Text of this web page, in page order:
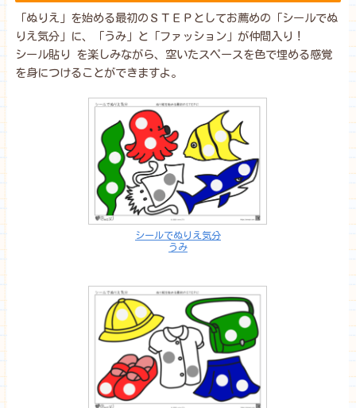
「ぬりえ」を始める最初のＳＴＥＰとしてお薦めの「シールでぬ
りえ気分」に、「うみ」と「ファッション」が仲間入り！
シール貼り を楽しみながら、空いたスペースを色で埋める感覚
を身につけることができますよ。
シールでぬりえ気分
うみ